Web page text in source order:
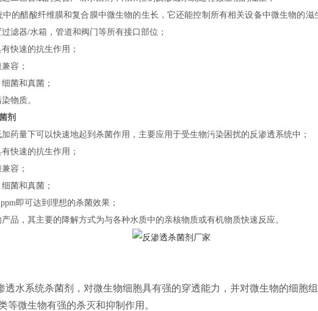
的醋酸纤维膜和复合膜中微生物的生长，它还能控制所有相关设备中微生物的
滤器/水箱，管道和阀门等所有接口部位；
快速的抗生作用；
容；
菌和真菌；
物质。
剂
药量下可以快速地起到杀菌作用，主要应用于受生物污染困扰的反渗透系统中；
快速的抗生作用；
容 ；
菌和真菌；
即可达到理想的杀菌效果；
产品，其主要的降解方式为与各种水质中的亲核物质或有机物质快速反应。
透水系统杀菌剂，对微生物细胞具有强的穿透能力，并对微生物的细胞
等微生物有强的杀灭和抑制作用。